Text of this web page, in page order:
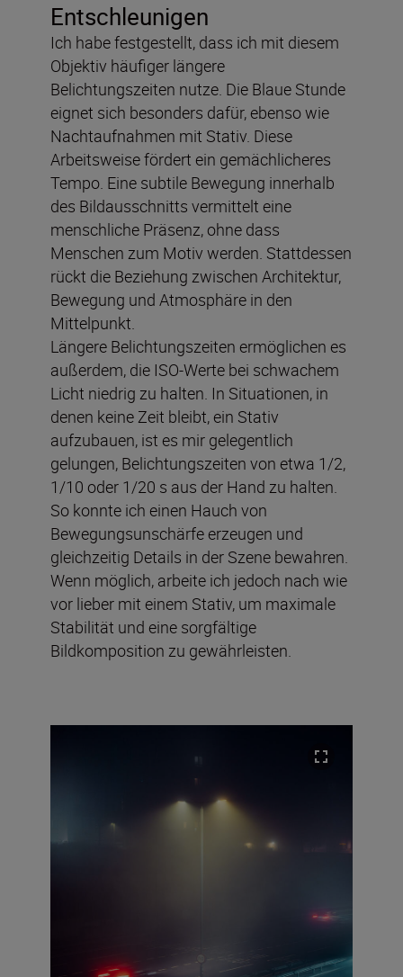
Entschleunigen
Ich habe festgestellt, dass ich mit diesem
Objektiv häufiger längere
Belichtungszeiten nutze. Die Blaue Stunde
eignet sich besonders dafür, ebenso wie
Nachtaufnahmen mit Stativ. Diese
Arbeitsweise fördert ein gemächlicheres
Tempo. Eine subtile Bewegung innerhalb
des Bildausschnitts vermittelt eine
menschliche Präsenz, ohne dass
Menschen zum Motiv werden. Stattdessen
rückt die Beziehung zwischen Architektur,
Bewegung und Atmosphäre in den
Mittelpunkt.
Längere Belichtungszeiten ermöglichen es
außerdem, die ISO-Werte bei schwachem
Licht niedrig zu halten. In Situationen, in
denen keine Zeit bleibt, ein Stativ
aufzubauen, ist es mir gelegentlich
gelungen, Belichtungszeiten von etwa 1/2,
1/10 oder 1/20 s aus der Hand zu halten.
So konnte ich einen Hauch von
Bewegungsunschärfe erzeugen und
gleichzeitig Details in der Szene bewahren.
Wenn möglich, arbeite ich jedoch nach wie
vor lieber mit einem Stativ, um maximale
Stabilität und eine sorgfältige
Bildkomposition zu gewährleisten.